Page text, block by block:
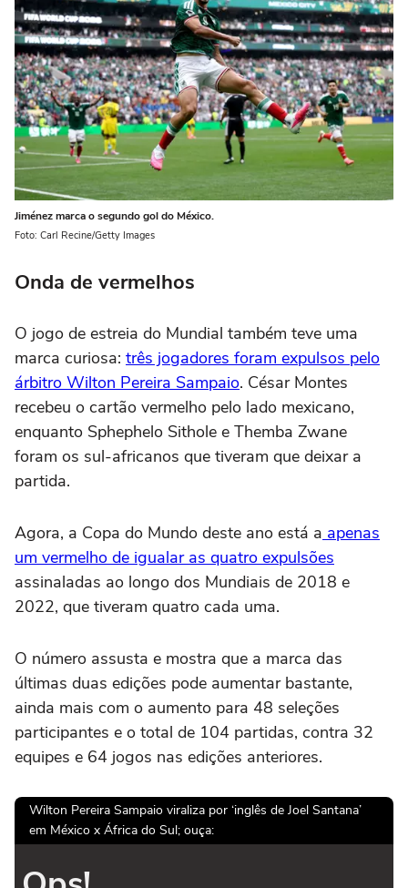
Jiménez marca o segundo gol do México.
Foto: Carl Recine/Getty Images
Onda de vermelhos
O jogo de estreia do Mundial também teve uma
marca curiosa: três jogadores foram expulsos pelo
árbitro Wilton Pereira Sampaio. César Montes
recebeu o cartão vermelho pelo lado mexicano,
enquanto Sphephelo Sithole e Themba Zwane
foram os sul-africanos que tiveram que deixar a
partida.
Agora, a Copa do Mundo deste ano está a apenas
um vermelho de igualar as quatro expulsões
assinaladas ao longo dos Mundiais de 2018 e
2022, que tiveram quatro cada uma.
O número assusta e mostra que a marca das
últimas duas edições pode aumentar bastante,
ainda mais com o aumento para 48 seleções
participantes e o total de 104 partidas, contra 32
equipes e 64 jogos nas edições anteriores.
Wilton Pereira Sampaio viraliza por ‘inglês de Joel Santana’
em México x África do Sul; ouça: